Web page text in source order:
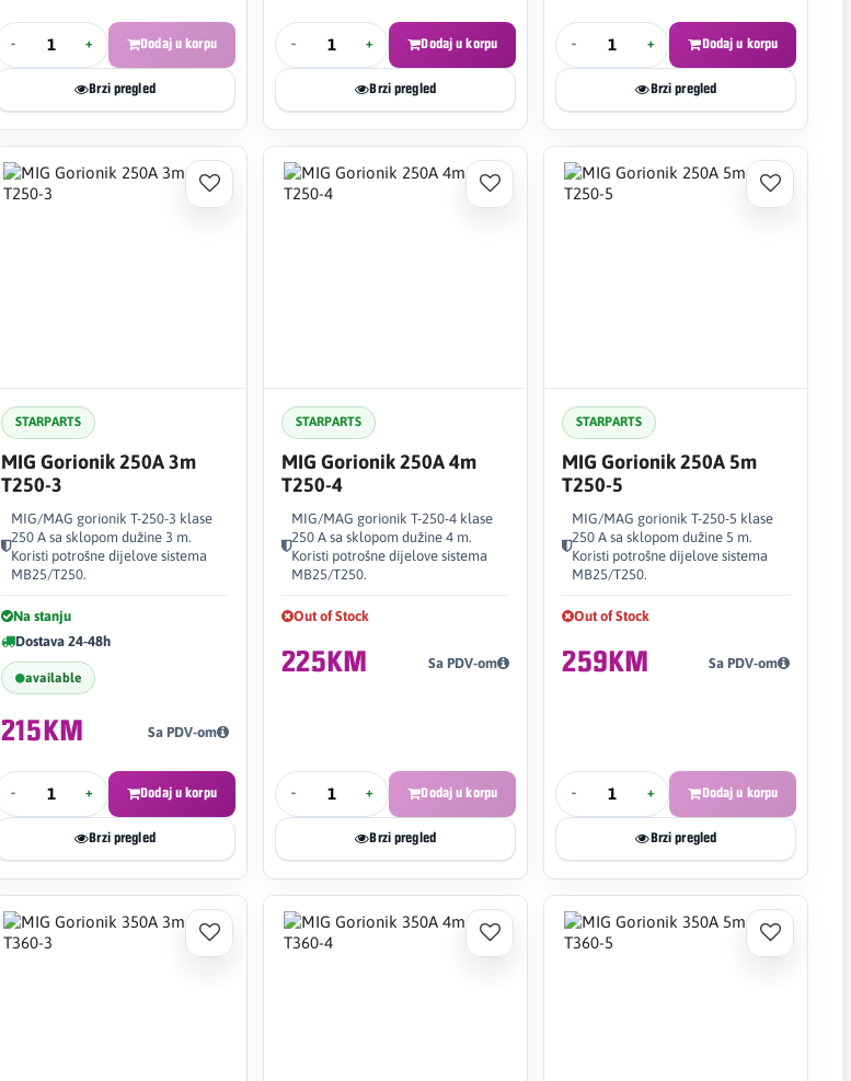
- + Dodaj u korpu
Brzi pregled
- + Dodaj u korpu
Brzi pregled
- + Dodaj u korpu
Brzi pregled
STARPARTS
MIG Gorionik 250A 3m
T250-3
MIG/MAG gorionik T-250-3 klase
250 A sa sklopom dužine 3 m.
Koristi potrošne dijelove sistema
MB25/T250.
Na stanju
Dostava 24-48h
available
215KM Sa PDV-om
- + Dodaj u korpu
Brzi pregled
STARPARTS
MIG Gorionik 250A 4m
T250-4
MIG/MAG gorionik T-250-4 klase
250 A sa sklopom dužine 4 m.
Koristi potrošne dijelove sistema
MB25/T250.
Out of Stock
225KM Sa PDV-om
- + Dodaj u korpu
Brzi pregled
STARPARTS
MIG Gorionik 250A 5m
T250-5
MIG/MAG gorionik T-250-5 klase
250 A sa sklopom dužine 5 m.
Koristi potrošne dijelove sistema
MB25/T250.
Out of Stock
259KM Sa PDV-om
- + Dodaj u korpu
Brzi pregled